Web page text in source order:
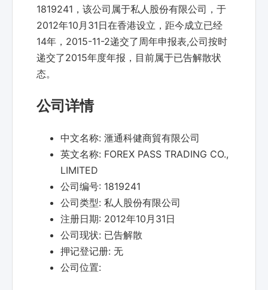
1819241，该公司属于私人股份有限公司，于
2012年10月31日在香港设立，距今成立已经
14年，2015-11-2递交了周年申报表,公司按时
递交了2015年度年报，目前属于已告解散状
态。
公司详情
中文名称: 滙通科健商貿有限公司
英文名称: FOREX PASS TRADING CO.,
LIMITED
公司编号: 1819241
公司类型: 私人股份有限公司
注册日期: 2012年10月31日
公司现状: 已告解散
押记登记册: 无
公司位置: